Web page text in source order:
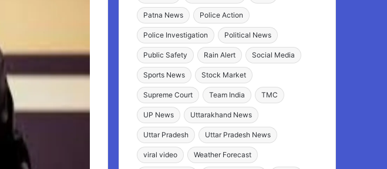
Patna News Police Action
Police Investigation Political News
Public Safety Rain Alert Social Media
Sports News Stock Market
Supreme Court Team India TMC
UP News Uttarakhand News
Uttar Pradesh Uttar Pradesh News
viral video Weather Forecast